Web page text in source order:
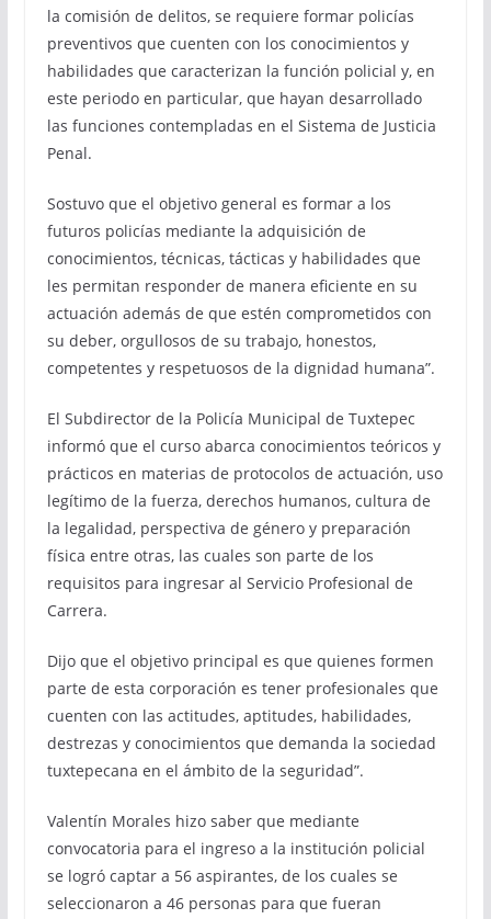
la comisión de delitos, se requiere formar policías
preventivos que cuenten con los conocimientos y
habilidades que caracterizan la función policial y, en
este periodo en particular, que hayan desarrollado
las funciones contempladas en el Sistema de Justicia
Penal.
Sostuvo que el objetivo general es formar a los
futuros policías mediante la adquisición de
conocimientos, técnicas, tácticas y habilidades que
les permitan responder de manera eficiente en su
actuación además de que estén comprometidos con
su deber, orgullosos de su trabajo, honestos,
competentes y respetuosos de la dignidad humana”.
El Subdirector de la Policía Municipal de Tuxtepec
informó que el curso abarca conocimientos teóricos y
prácticos en materias de protocolos de actuación, uso
legítimo de la fuerza, derechos humanos, cultura de
la legalidad, perspectiva de género y preparación
física entre otras, las cuales son parte de los
requisitos para ingresar al Servicio Profesional de
Carrera.
Dijo que el objetivo principal es que quienes formen
parte de esta corporación es tener profesionales que
cuenten con las actitudes, aptitudes, habilidades,
destrezas y conocimientos que demanda la sociedad
tuxtepecana en el ámbito de la seguridad”.
Valentín Morales hizo saber que mediante
convocatoria para el ingreso a la institución policial
se logró captar a 56 aspirantes, de los cuales se
seleccionaron a 46 personas para que fueran